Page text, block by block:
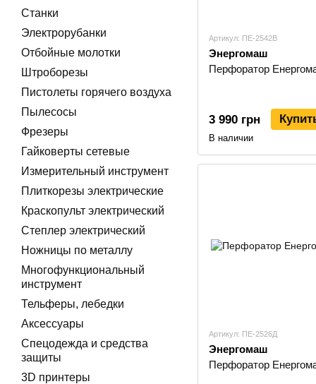
Артикул: ПЕ-2542В
Энергомаш
Перфоратор
3 990 грн
В наличии
Артикул: ПЕ-2526Д
Энергомаш
Перфоратор
Станки
Электрорубанки
Отбойные молотки
Штроборезы
Пистолеты горячего воздуха
Пылесосы
Фрезеры
Гайковерты сетевые
Измерительный инструмент
Плиткорезы электрические
Краскопульт электрический
Степлер электрический
Ножницы по металлу
Многофункциональный
инструмент
Тельферы, лебедки
Аксессуары
Спецодежда и средства
защиты
3D принтеры